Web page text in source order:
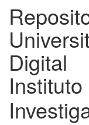
Digital
Instituto